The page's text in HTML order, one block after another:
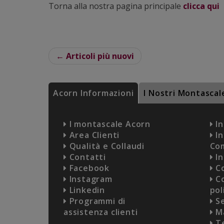
Torna alla nostra pagina principale clicca qui
← Articoli più nuovi
Acorn Informazioni I Nostri
I montascale Acorn
Area Clienti
Qualità e Collaudi
Contatti
Facebook
Instagram
Linkedin
Programmi di
assistenza clienti